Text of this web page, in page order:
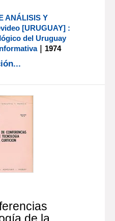
ANÁLISIS Y
[URUGUAY] :
del Uruguay
| 1974